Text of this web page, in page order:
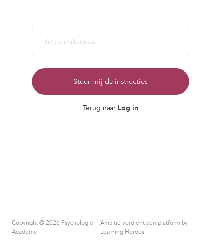
Stuur mij de instructies
Terug naar Log in
Copyright © 2026 Psychologie
Academy
Ambitie verdient een platform by
Learning Heroes